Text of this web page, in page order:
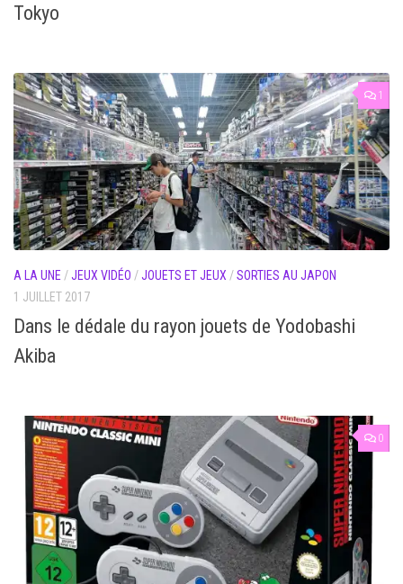
Tokyo
1
A LA UNE /JEUX VIDÉO /JOUETS ET JEUX /SORTIES AU JAPON
1 JUILLET 2017
Dans le dédale du rayon jouets de Yodobashi
Akiba
0